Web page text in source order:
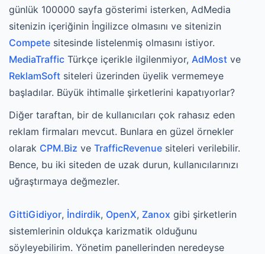
günlük 100000 sayfa gösterimi isterken, AdMedia
sitenizin içeriğinin İngilizce olmasını ve sitenizin
Compete sitesinde listelenmiş olmasını istiyor.
MediaTraffic Türkçe içerikle ilgilenmiyor, AdMost ve
ReklamSoft siteleri üzerinden üyelik vermemeye
başladılar. Büyük ihtimalle şirketlerini kapatıyorlar?
Diğer taraftan, bir de kullanıcıları çok rahasız eden
reklam firmaları mevcut. Bunlara en güzel örnekler
olarak CPM.Biz ve TrafficRevenue siteleri verilebilir.
Bence, bu iki siteden de uzak durun, kullanıcılarınızı
uğraştırmaya değmezler.
GittiGidiyor, İndirdik, OpenX, Zanox gibi şirketlerin
sistemlerinin oldukça karizmatik olduğunu
söyleyebilirim. Yönetim panellerinden neredeyse